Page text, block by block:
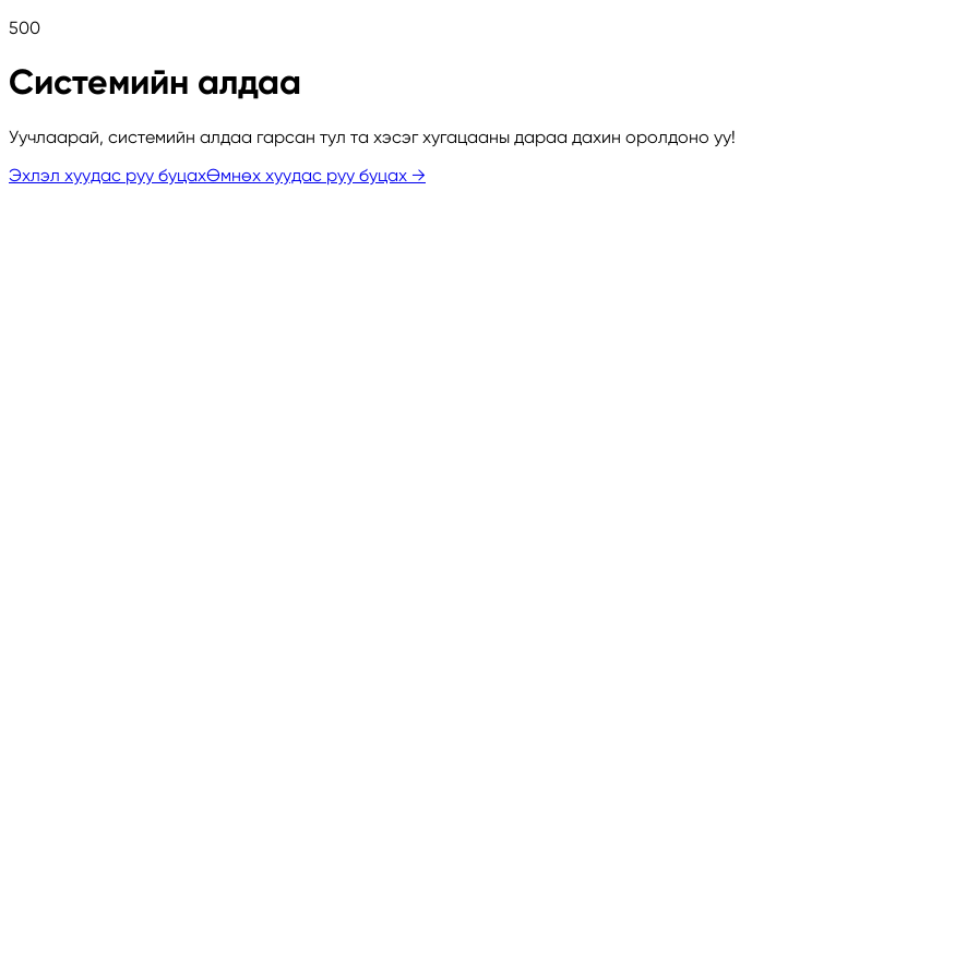
500
Системийн алдаа
Уучлаарай, системийн алдаа гарсан тул та хэсэг хугацааны дараа дахин оролдоно уу!
Эхлэл хуудас руу буцахӨмнөх хуудас руу буцах →